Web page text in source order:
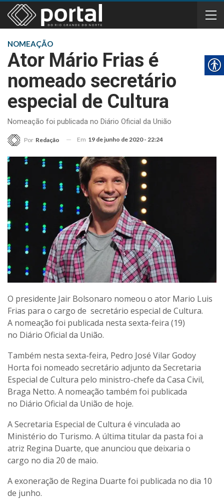
NOMEAÇÃO
Ator Mário Frias é
nomeado secretário
especial de Cultura
Nomeação foi publicada no Diário Oficial da União
Por Redação Em 19 de junho de 2020 - 22:24
O presidente Jair Bolsonaro nomeou o ator Mario Luis
Frias para o cargo de secretário especial de Cultura.
A nomeação foi publicada nesta sexta-feira (19)
no Diário Oficial da União.
Também nesta sexta-feira, Pedro José Vilar Godoy
Horta foi nomeado secretário adjunto da Secretaria
Especial de Cultura pelo ministro-chefe da Casa Civil,
Braga Netto. A nomeação também foi publicada
no Diário Oficial da União de hoje.
A Secretaria Especial de Cultura é vinculada ao
Ministério do Turismo. A última titular da pasta foi a
atriz Regina Duarte, que anunciou que deixaria o
cargo no dia 20 de maio.
A exoneração de Regina Duarte foi publicada no dia 10
de junho.